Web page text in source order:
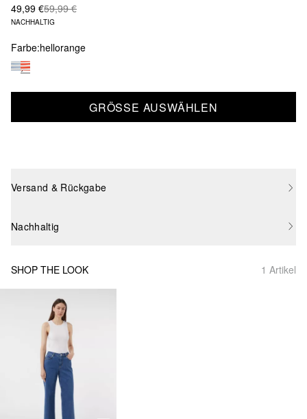
49,99 €59,99 €
NACHHALTIG
Farbe:hellorange
GRÖSSE AUSWÄHLEN
Versand & Rückgabe
Nachhaltig
SHOP THE LOOK 1 Artikel